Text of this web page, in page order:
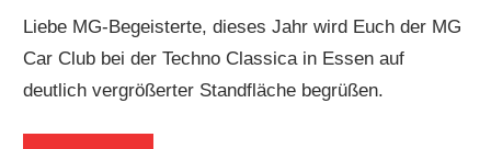
Liebe MG-Begeisterte, dieses Jahr wird Euch der MG
Car Club bei der Techno Classica in Essen auf
deutlich vergrößerter Standfläche begrüßen.